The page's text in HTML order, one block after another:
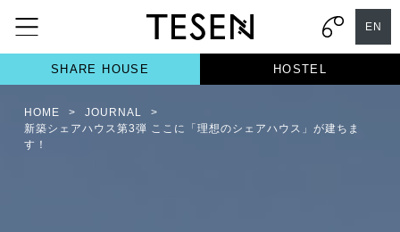
EN
SHARE HOUSE HOSTEL
HOME > JOURNAL
>
新築シェアハウス第3弾 ここに「理想のシェアハウス」が建ちま
す！